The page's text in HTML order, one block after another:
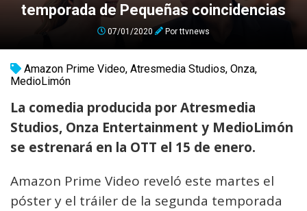
temporada de Pequeñas coincidencias
07/01/2020 Porttvnews
Amazon Prime Video, Atresmedia Studios, Onza,
MedioLimón
La comedia producida por Atresmedia
Studios, Onza Entertainment y MedioLimón
se estrenará en la OTT el 15 de enero.
Amazon Prime Video reveló este martes el
póster y el tráiler de la segunda temporada